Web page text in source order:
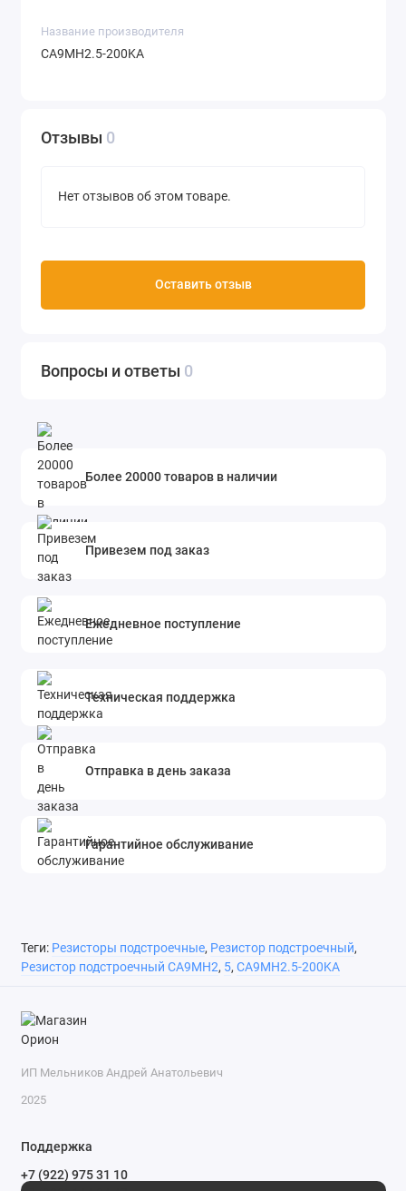
Название производителя
CA9MH2.5-200KA
Отзывы 0
Нет отзывов об этом товаре.
Оставить отзыв
Вопросы и ответы 0
Более 20000 товаров в наличии
Привезем под заказ
Ежедневное поступление
Техническая поддержка
Отправка в день заказа
Гарантийное обслуживание
Теги: Резисторы подстроечные, Резистор подстроечный,
Резистор подстроечный CA9MH2, 5, CA9MH2.5-200KA
ИП Мельников Андрей Анатольевич
2025
Поддержка
+7 (922) 975 31 10